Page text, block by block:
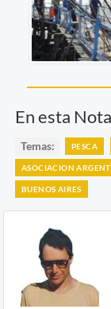
En esta Nota
Temas: PESCA
ASOCIACION
BUENOS AIRES